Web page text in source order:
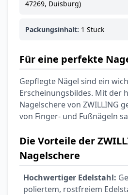
47269, Duisburg)
Packungsinhalt: 1 Stück
Für eine perfekte
Gepflegte Nägel sind ein
Erscheinungsbildes. Mit der
Nagelschere von ZWILLING
von Finger- und Fußnägeln
Die Vorteile der
Nagelschere
Hochwertiger Edelstahl:
poliertem, rostfreiem